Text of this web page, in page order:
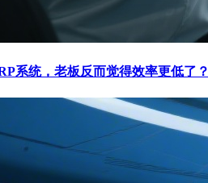
系统，老板反而觉得效率更低了？